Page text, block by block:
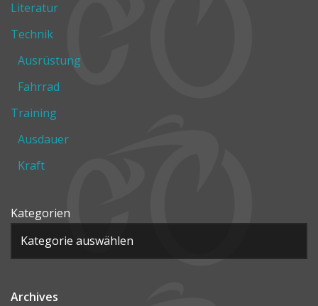
Literatur
Technik
Ausrüstung
Fahrrad
Training
Ausdauer
Kraft
Kategorien
Archives